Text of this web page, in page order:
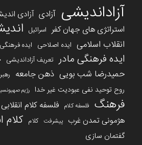
آزاداندیشی آزادی آزادی
استراتژی های جهان کفر اسرائیل
انقلاب اسلامی ایده اصلاحی ایده فرهنگی
ایده فرهنگی مادر تعریف آزاداندیشی
حمیدرضا شب بویی ذهن جامعه
روح توحید نفی عبودیت غیر خدا رژیم
فرهنگ فلسفه کلام فلسفه کلام انقلابی
هژمونی تمدن غرب پیشرفت کلام کلام
گفتمان سازی